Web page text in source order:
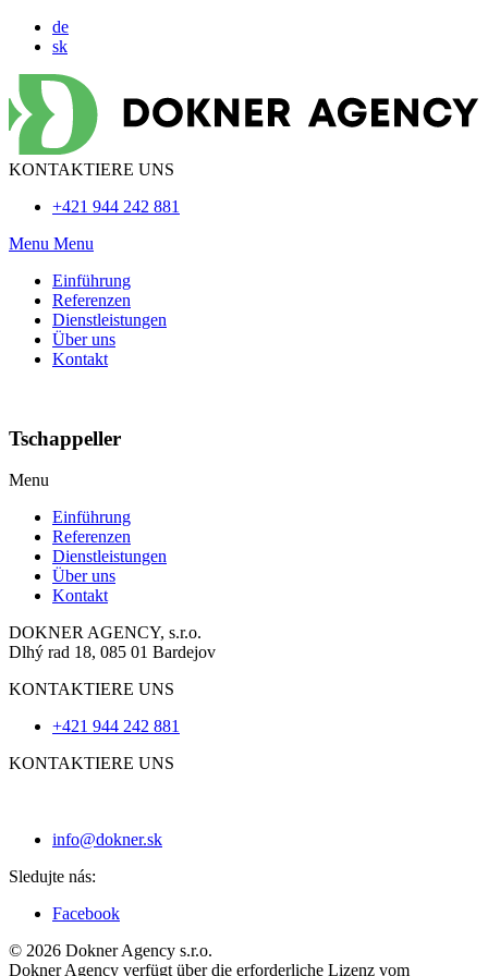
de
sk
KONTAKTIERE UNS
+421 944 242 881
Menu Menu
Einführung
Referenzen
Dienstleistungen
Über uns
Kontakt
Tschappeller
Menu
Einführung
Referenzen
Dienstleistungen
Über uns
Kontakt
DOKNER AGENCY, s.r.o.
Dlhý rad 18, 085 01 Bardejov
KONTAKTIERE UNS
+421 944 242 881
KONTAKTIERE UNS
info@dokner.sk
Sledujte nás:
Facebook
© 2026 Dokner Agency s.r.o.
Dokner Agency verfügt über die erforderliche Lizenz vom